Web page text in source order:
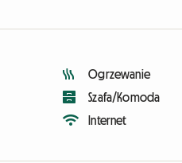
Ogrzewanie
Szafa/Komoda
Internet